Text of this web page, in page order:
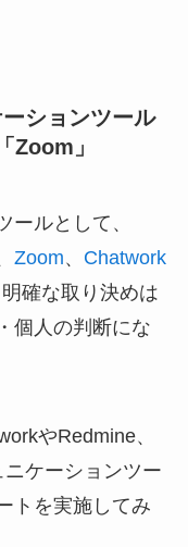
ションツール
Zoom」
ールとして、
Zoom、 Chatwork
確な取り決めは
個人の判断にな
やRedmine、
ケーションツー
トを実施してみ